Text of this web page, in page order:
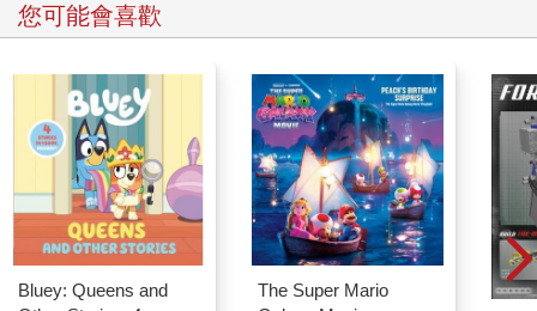
的過程，所以在此階段，並不是每個人都要以書寫方式貢獻想
後，把小組的麥克筆收齊，交給下一桌，讓每個小組用新顏色的
筆開始下一輪。
6.寫下一個問題。
一次一人，每位組員根據截至目前為止的探
討，記下關於原來主題的一個問題。寫下的問題不需要跟海報紙
上的語詞連在一起，只要寫在空白處即可。學生可以先大聲說出
自己的問題，再寫下來。
寫出一個定義。
發給每位學生一張便利貼。指導學生根據小
組的探討，寫出他們目前對於這個主題╱想法╱概念的定義。鼓
勵學生運用他們小組討論裡出現的想法，要強調這是展現他們個
您可能會喜歡
Bluey: Queens and
The Super Mario